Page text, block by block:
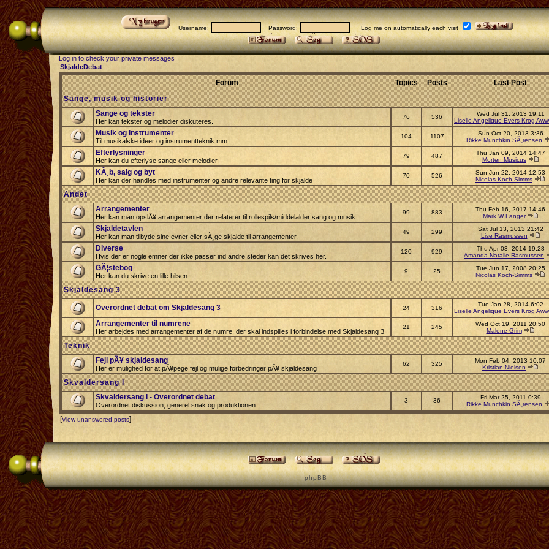
Username: Password: Log me on automatically each visit
Log in to check your private messages
SkjaldeDebat
Forum Topics Posts
Last Post
Sange, musik og historier
Sange og tekster
Her kan tekster og melodier diskuteres.
76 536
Wed Jul 31, 2013 19:11
Liselle Angelique Evers Krog
Musik og instrumenter
Til musikalske ideer og instrumentteknik mm.
104 1107
Sun Oct 20, 2013 3:36
Rikke Munchkin SÃ¸rensen
Efterlysninger
Her kan du efterlyse sange eller melodier.
79 487
Thu Jan 09, 2014 14:47
Morten Musicus
KÃ¸b, salg og byt
Her kan der handles med instrumenter og andre relevante ting for skjalde
70 526
Sun Jun 22, 2014 12:53
Nicolas Koch-Simms
Andet
Arrangementer
Her kan man opslÃ¥ arrangementer der relaterer til rollespils/middelalder sang og musik.
99 883
Thu Feb 16, 2017 14:46
Mark W Langer
Skjaldetavlen
Her kan man tilbyde sine evner eller sÃ¸ge skjalde til arrangementer.
49 299
Sat Jul 13, 2013 21:42
Lise Rasmussen
Diverse
Hvis der er nogle emner der ikke passer ind andre steder kan det skrives her.
120 929
Thu Apr 03, 2014 19:28
Amanda Natalie Rasmussen
GÃ¦stebog
Her kan du skrive en lille hilsen.
9 25
Tue Jun 17, 2008 20:25
Nicolas Koch-Simms
Skjaldesang 3
Overordnet debat om Skjaldesang 3 24 316
Tue Jan 28, 2014 6:02
Liselle Angelique Evers Krog
Arrangementer til numrene
Her arbejdes med arrangementer af de numre, der skal indspilles i forbindelse med Skjaldesang 3
21 245
Wed Oct 19, 2011 20:50
Malene Grim
Teknik
Fejl pÃ¥ skjaldesang
Her er mulighed for at pÃ¥pege fejl og mulige forbedringer pÃ¥ skjaldesang
62 325
Mon Feb 04, 2013 10:07
Kristian Nielsen
Skvaldersang I
Skvaldersang I - Overordnet debat
Overordnet diskussion, generel snak og produktionen
3 36
Fri Mar 25, 2011 0:39
Rikke Munchkin SÃ¸rensen
[View unanswered posts]
p h p B B